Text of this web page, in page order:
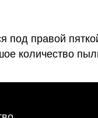
под правой
количество